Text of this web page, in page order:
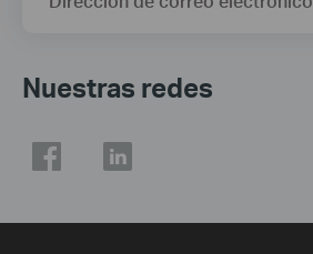
Nuestras redes